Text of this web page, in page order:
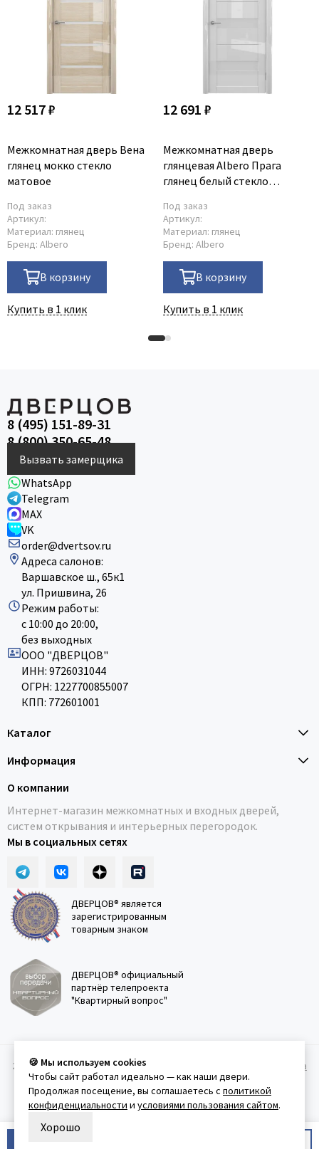
12 517 ₽
Межкомнатная дверь Вена
глянец мокко стекло
матовое
Под заказ
Артикул:
Материал: глянец
Бренд: Albero
В корзину
Купить в 1 клик
12 691 ₽
Межкомнатная дверь
глянцевая Albero Прага
глянец белый стекло
Под заказ
Артикул:
Материал: глянец
Бренд: Albero
В корзину
Купить в 1 клик
8 (495) 151-89-31
8 (800) 350-65-48
Вызвать замерщика
WhatsApp
Telegram
MAX
VK
order@dvertsov.ru
Адреса салонов:
Варшавское ш., 65к1
ул. Пришвина, 26
Режим работы:
с 10:00 до 20:00,
без выходных
ООО "ДВЕРЦОВ"
ИНН: 9726031044
ОГРН: 1227700855007
КПП: 772601001
Каталог
Информация
О компании
Интернет-магазин межкомнатных и входных дверей,
систем открывания и интерьерных перегородок.
Мы в социальных сетях
ДВЕРЦОВ® является
зарегистрированным
товарным знаком
ДВЕРЦОВ® официальный
партнёр телепроекта
"Квартирный вопрос"
2011-2026 © Дверцов. Карта сайта
Политика
конфеденциальности Условия использования сайта
🍪 Мы используем cookies
Чтобы сайт работал идеально — как наши двери.
Продолжая посещение, вы соглашаетесь с политикой
конфиденциальности и условиями пользования сайтом.
Хорошо